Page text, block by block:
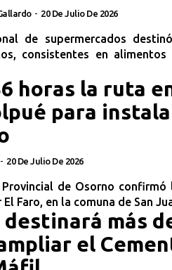
- 20 De Julio De 2026
de supermercados
consistentes en
horas la ruta
para
- 20 De Julio De 2026
Provincial de Osorno
Faro, en la comuna de San
destinará más
el